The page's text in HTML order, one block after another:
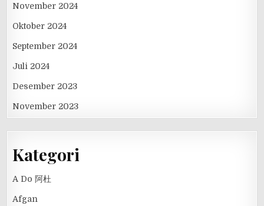
November 2024
Oktober 2024
September 2024
Juli 2024
Desember 2023
November 2023
Kategori
A Do 阿杜
Afgan